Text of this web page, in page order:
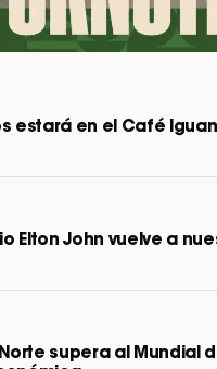
estará en el Café
Elton John vuelve a
supera al Mundial